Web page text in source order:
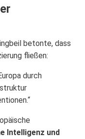
betonte, dass
fließen:
durch
Intelligenz und